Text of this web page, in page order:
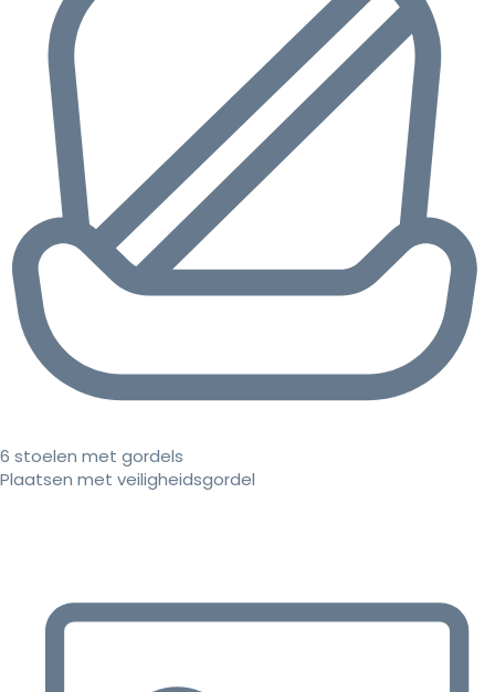
6 stoelen met gordels
Plaatsen met veiligheidsgordel